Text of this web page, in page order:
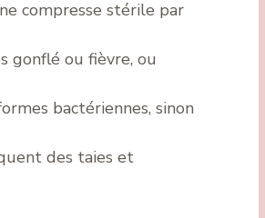
compresse stérile par
gonflé ou fièvre, ou
bactériennes, sinon
des taies et